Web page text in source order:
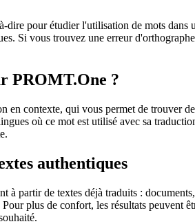
pour étudier l'utilisation de mots
Si vous trouvez une erreur
PROMT.One ?
contexte, qui vous permet de trouver
où ce mot est utilisé avec sa
authentiques
à partir de textes déjà traduits :
plus de confort, les résultats peuvent